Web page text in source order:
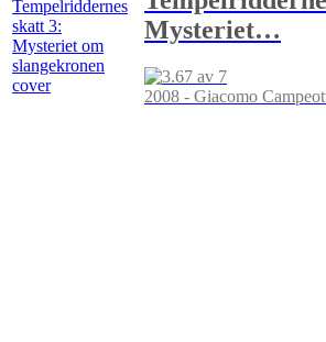
Mysteriet…
2008 - Giacomo